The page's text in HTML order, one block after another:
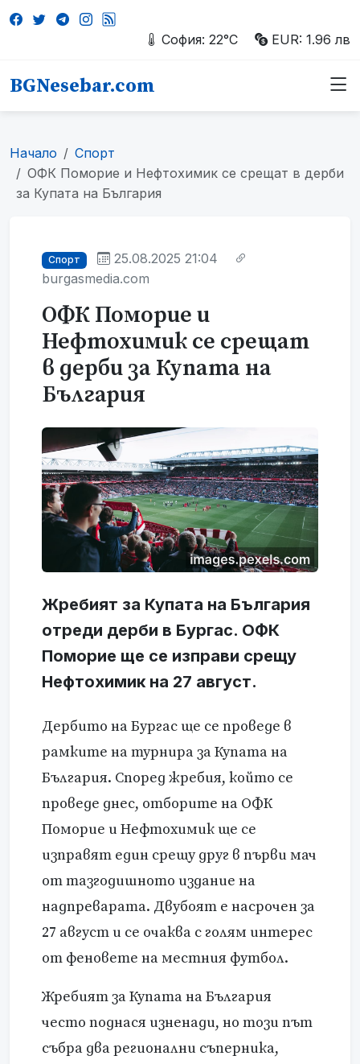
София: 22°C EUR: 1.96 лв
BGNesebar.com
Начало
Спорт
ОФК Поморие и Нефтохимик се срещат в дерби
за Купата на България
Спорт
25.08.2025 21:04
burgasmedia.com
ОФК Поморие и
Нефтохимик се срещат
в дерби за Купата на
България
Жребият за Купата на България
отреди дерби в Бургас. ОФК
Поморие ще се изправи срещу
Нефтохимик на 27 август.
Дербито на Бургас ще се проведе в
рамките на турнира за Купата на
България. Според жребия, който се
проведе днес, отборите на ОФК
Поморие и Нефтохимик ще се
изправят един срещу друг в първи мач
от тазгодишното издание на
надпреварата. Двубоят е насрочен за
27 август и се очаква с голям интерес
от феновете на местния футбол.
Жребият за Купата на България
често поднася изненади, но този път
събра два регионални съперника,